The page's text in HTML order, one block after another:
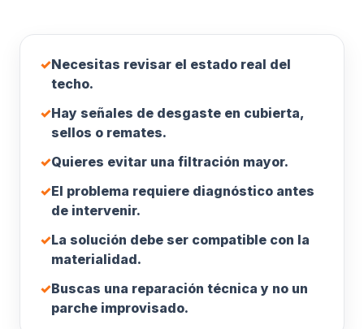
✓Necesitas revisar el estado real del
techo.
✓Hay señales de desgaste en cubierta,
sellos o remates.
✓Quieres evitar una filtración mayor.
✓El problema requiere diagnóstico antes
de intervenir.
✓La solución debe ser compatible con la
materialidad.
✓Buscas una reparación técnica y no un
parche improvisado.